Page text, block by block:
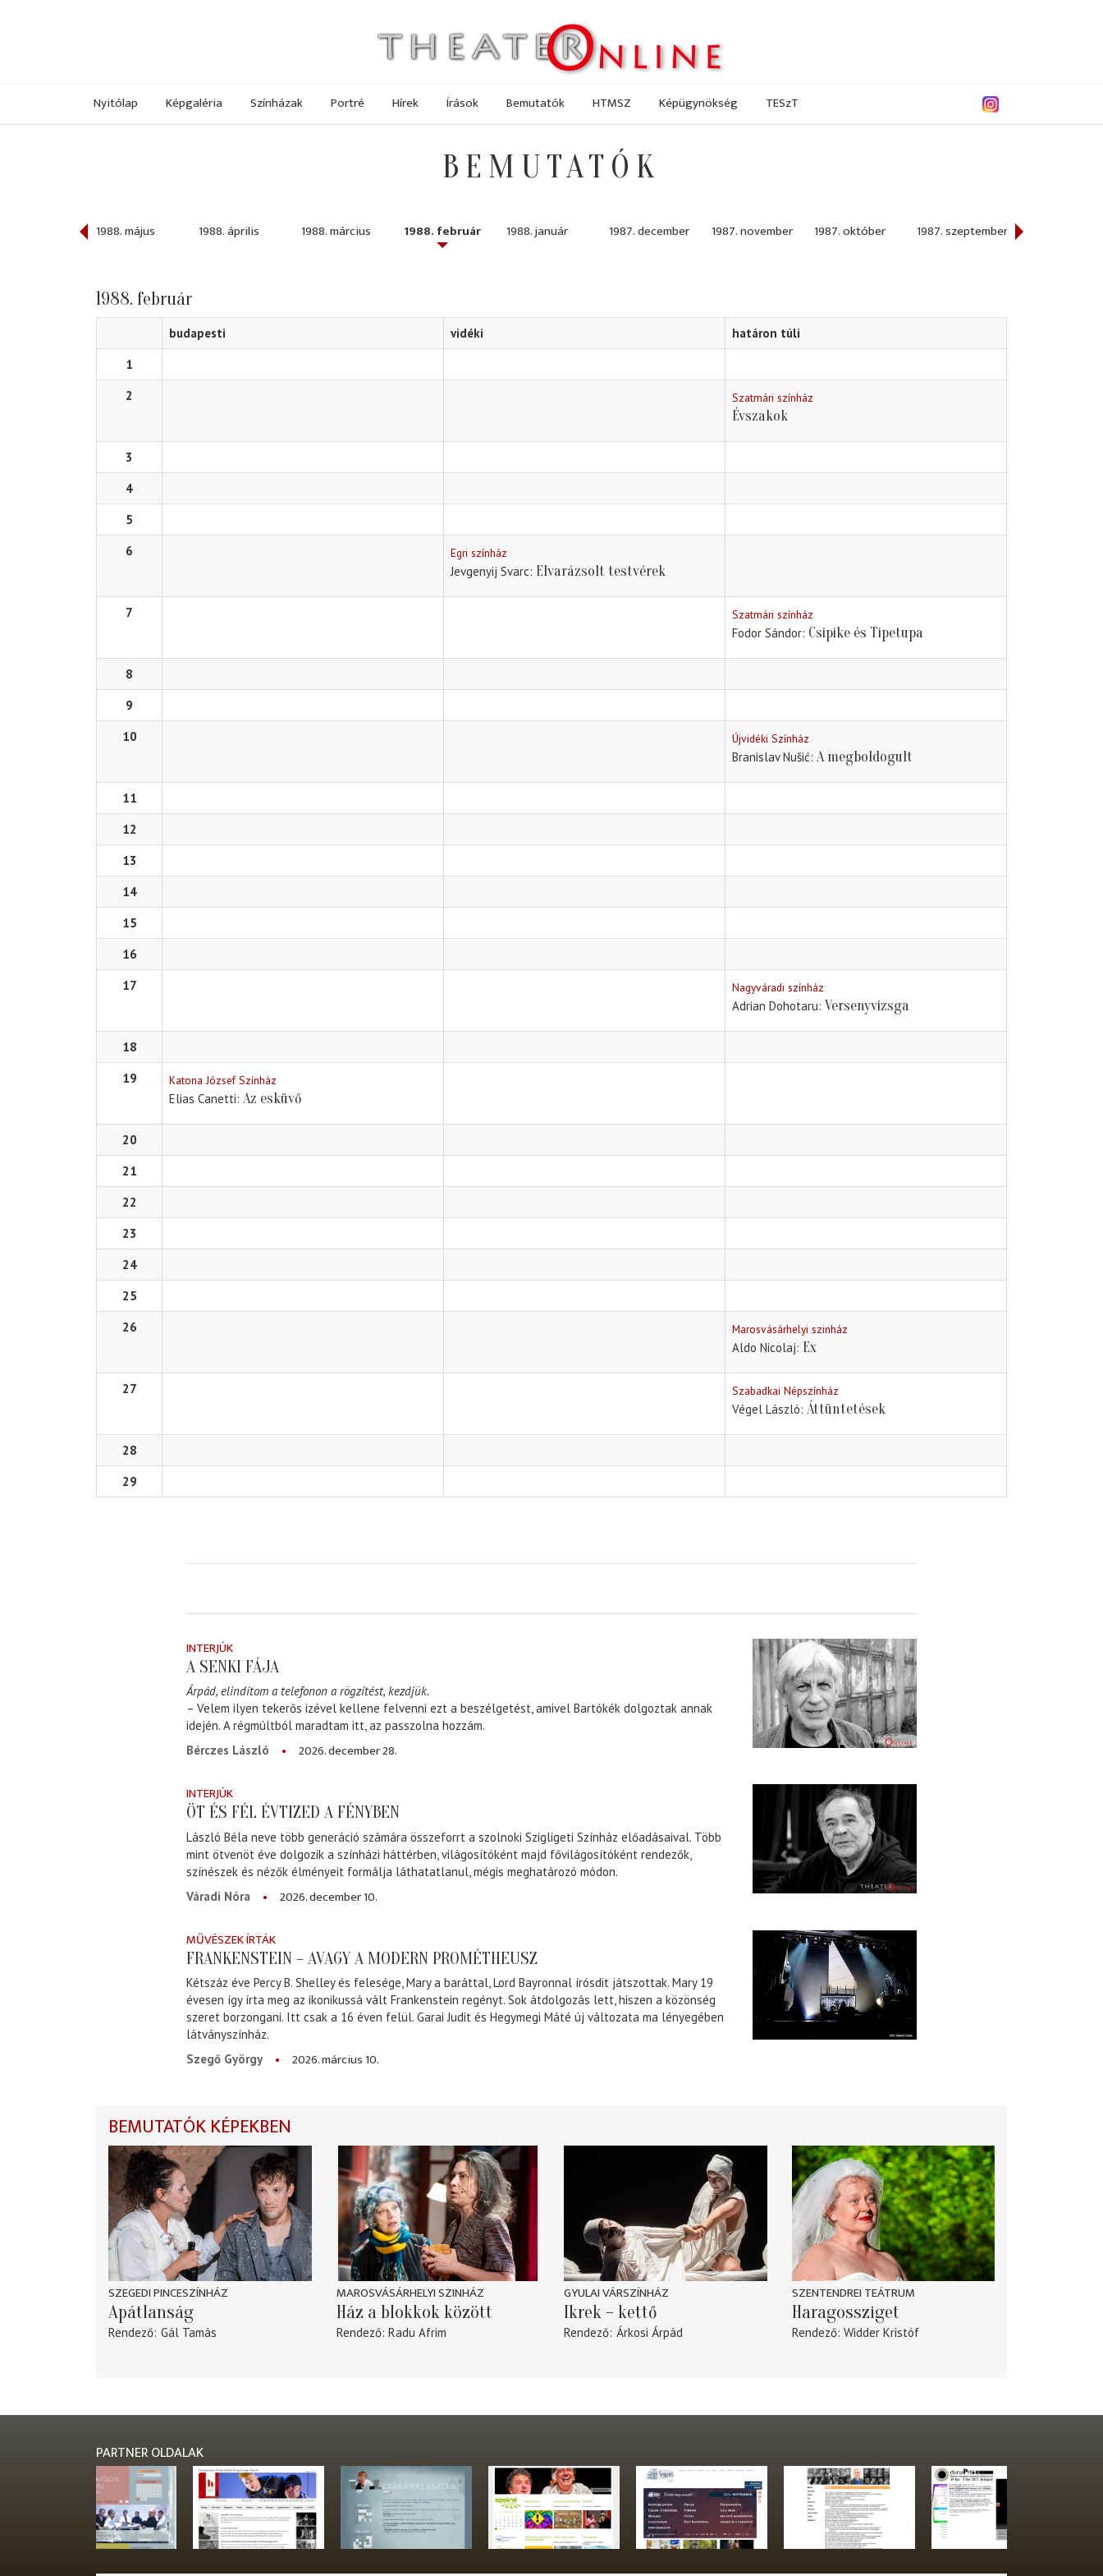
Nyitólap Képgaléria Színházak Portré Hírek Írások Bemutatók HTMSZ Képügynökség TESzT
BEMUTATÓK
1988. május 1988. április 1988. március 1988. február 1988. január 1987. december 1987. november 1987. október 1987. szeptember 1987. augusztus
1988. február
budapesti vidéki
határon túli
1
2
Szatmári színház
Évszakok
3
4
5
6
Egri színház
Jevgenyij Svarc Elvarázsolt testvérek
7 Szatmári színház
Fodor Sándor Csipike és Tipetupa
8
9
10
Újvidéki Színház
Branislav Nušić A megboldogult
11
12
13
14
15
16
17
Nagyváradi színház
Adrian Dohotaru Versenyvizsga
18
19
Katona József Színház
Elias Canetti Az esküvő
20
21
22
23
24
25
26
Marosvásárhelyi szinház
Aldo Nicolaj Ex
27 Szabadkai Népszínház
Végel László Áttüntetések
28
29
INTERJÚK
A SENKI FÁJA
Árpád, elindítom a telefonon a rögzítést, kezdjük.
– Velem ilyen tekerős izével kellene felvenni ezt a beszélgetést, amivel Bartókék dolgoztak annak
idején. A régmúltból maradtam itt, az passzolna hozzám.
Bérczes László
2026. december 28.
INTERJÚK
ÖT ÉS FÉL ÉVTIZED A FÉNYBEN
László Béla neve több generáció számára összeforrt a szolnoki Szigligeti Színház előadásaival. Több
mint ötvenöt éve dolgozik a színházi háttérben, világosítóként majd fővilágosítóként rendezők,
színészek és nézők élményeit formálja láthatatlanul, mégis meghatározó módon.
Váradi Nóra
2026. december 10.
MŰVÉSZEK ÍRTÁK
FRANKENSTEIN – AVAGY A MODERN PROMÉTHEUSZ
Kétszáz éve Percy B. Shelley és felesége, Mary a baráttal, Lord Bayronnal írósdit játszottak. Mary 19
évesen így írta meg az ikonikussá vált Frankenstein regényt. Sok átdolgozás lett, hiszen a közönség
szeret borzongani. Itt csak a 16 éven felül. Garai Judit és Hegymegi Máté új változata ma lényegében
látványszínház.
Szegő György
2026. március 10.
BEMUTATÓK KÉPEKBEN
SZEGEDI PINCESZÍNHÁZ
Apátlanság
Rendező Gál Tamás
MAROSVÁSÁRHELYI SZINHÁZ
Ház a blokkok között
Rendező Radu Afrim
GYULAI VÁRSZÍNHÁZ
Ikrek – kettő
Rendező Árkosi Árpád
SZENTENDREI TEÁTRUM
Haragossziget
Rendező Widder Kristóf
PARTNER OLDALAK